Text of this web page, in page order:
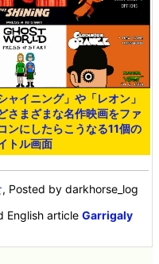
シャイニング」や「レオン」
さまざまな名作映画をファ
ンにしたらこうなる11個の
トル画面
, Posted by darkhorse_log
English articleGarrigaly